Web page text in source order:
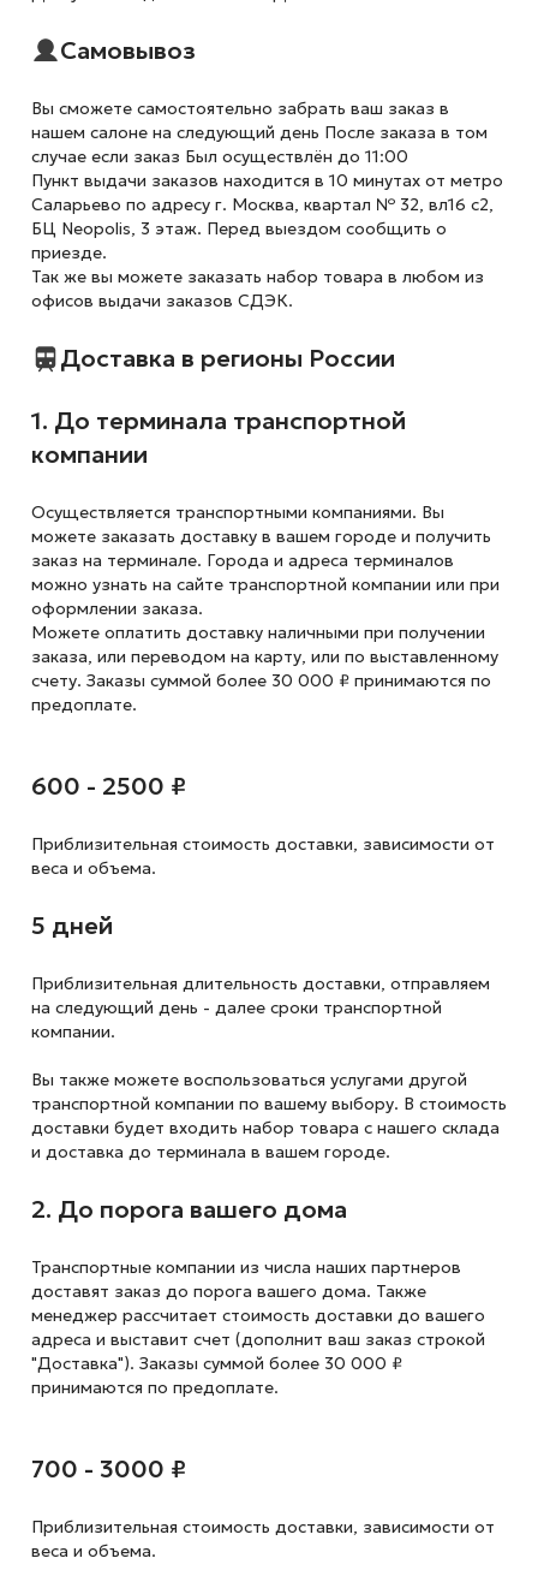
Самовывоз
Вы сможете самостоятельно забрать ваш заказ в
нашем салоне на следующий день После заказа в том
случае если заказ Был осуществлён до 11:00
Пункт выдачи заказов находится в 10 минутах от метро
Саларьево по адресу г. Москва, квартал № 32, вл16 с2,
БЦ Neopolis, 3 этаж. Перед выездом сообщить о
приезде.
Так же вы можете заказать набор товара в любом из
офисов выдачи заказов СДЭК.
Доставка в регионы России
1. До терминала транспортной
компании
Осуществляется транспортными компаниями. Вы
можете заказать доставку в вашем городе и получить
заказ на терминале. Города и адреса терминалов
можно узнать на сайте транспортной компании или при
оформлении заказа.
Можете оплатить доставку наличными при получении
заказа, или переводом на карту, или по выставленному
счету. Заказы суммой более 30 000 ₽ принимаются по
предоплате.
600 - 2500 ₽
Приблизительная стоимость доставки, зависимости от
веса и объема.
5 дней
Приблизительная длительность доставки, отправляем
на следующий день - далее сроки транспортной
компании.
Вы также можете воспользоваться услугами другой
транспортной компании по вашему выбору. В стоимость
доставки будет входить набор товара с нашего склада
и доставка до терминала в вашем городе.
2. До порога вашего дома
Транспортные компании из числа наших партнеров
доставят заказ до порога вашего дома. Также
менеджер рассчитает стоимость доставки до вашего
адреса и выставит счет (дополнит ваш заказ строкой
"Доставка"). Заказы суммой более 30 000 ₽
принимаются по предоплате.
700 - 3000 ₽
Приблизительная стоимость доставки, зависимости от
веса и объема.